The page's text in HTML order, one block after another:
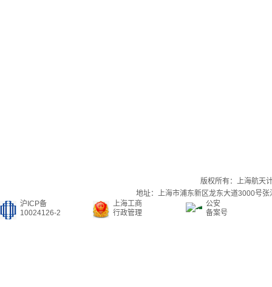
版权所有：上海航天
地址：上海市浦东新区龙东大道3000号
沪ICP备
10024126-2
上海工商
行政管理
公安
备案号